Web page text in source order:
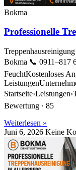
Bokma
Professionelle
Bokma 📞
FeuchtKostenloses
Bewertung · 85
Weiterlesen »
Juni 6, 2026 Keine